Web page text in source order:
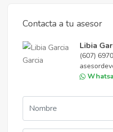
Contacta a tu asesor
Libia
(607)